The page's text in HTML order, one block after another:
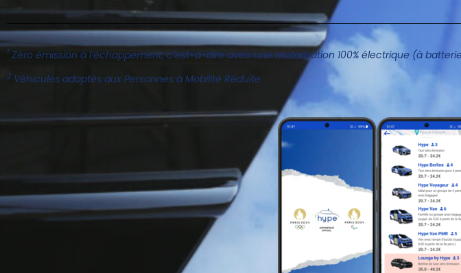
1 Zéro émission à l’échappement, c’est-à-dire avec une motorisation 100% électrique (à
2 Véhicules adaptés aux Personnes à Mobilité Réduite